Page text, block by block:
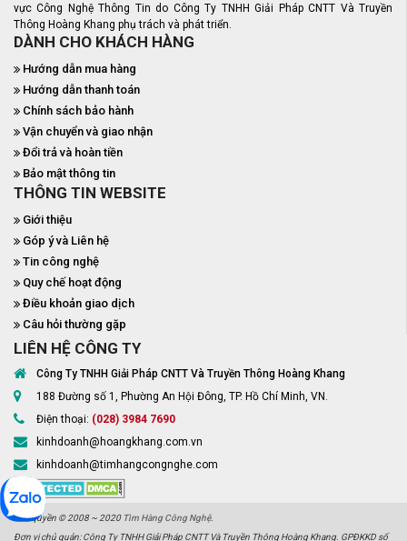
vực Công Nghệ Thông Tin do Công Ty TNHH Giải Pháp CNTT Và Truyền
Thông Hoàng Khang phụ trách và phát triển.
DÀNH CHO KHÁCH HÀNG
Hướng dẫn mua hàng
Hướng dẫn thanh toán
Chính sách bảo hành
Vận chuyển và giao nhận
Đổi trả và hoàn tiền
Bảo mật thông tin
THÔNG TIN WEBSITE
Giới thiệu
Góp ý và Liên hệ
Tin công nghệ
Quy chế hoạt động
Điều khoản giao dịch
Câu hỏi thường gặp
LIÊN HỆ CÔNG TY
Công Ty TNHH Giải Pháp CNTT Và Truyền Thông Hoàng Khang
188 Đường số 1, Phường An Hội Đông, TP. Hồ Chí Minh, VN.
Điện thoại: (028) 3984 7690
kinhdoanh@hoangkhang.com.vn
kinhdoanh@timhangcongnghe.com
Bản quyền © 2008 ~ 2020 Tìm Hàng Công Nghệ.
Đơn vị chủ quản: Công Ty TNHH Giải Pháp CNTT Và Truyền Thông Hoàng Khang. GPĐKKD số